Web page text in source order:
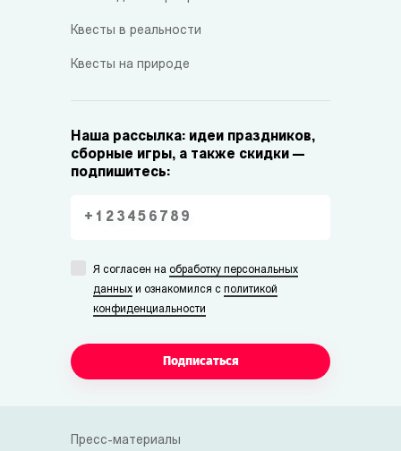
Квесты в реальности
Квесты на природе
Наша рассылка: идеи праздников,
сборные игры, а также скидки —
подпишитесь:
Я согласен на обработку персональных
данных и ознакомился с политикой
конфиденциальности
Подписаться
Пресс-материалы